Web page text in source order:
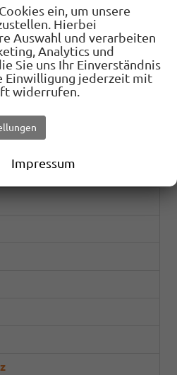
Details
5,50 l/100km
g/km
Fahrzeuge (0)
ein, um unsere
Hierbei
Auswahl und verarbeiten
Analytics und
Sie uns Ihr Einverständnis
Einwilligung jederzeit mit
widerrufen.
Impressum